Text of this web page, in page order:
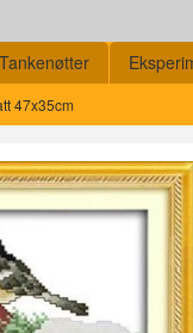
47x35cm